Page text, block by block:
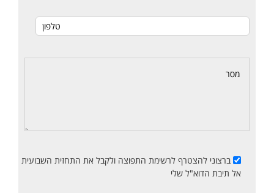
ברצוני להצטרף לרשימת התפוצה ולקבל את התחזית השבועית
אל תיבת הדוא"ל שלי